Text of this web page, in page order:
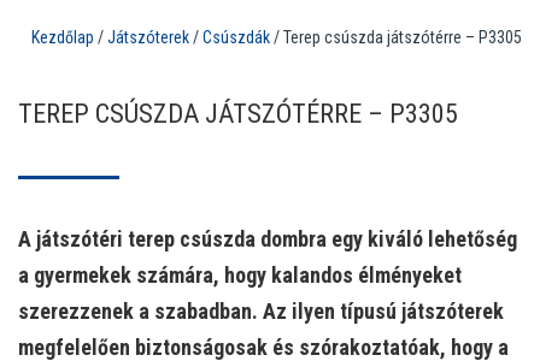
Kezdőlap /Játszóterek/Csúszdák/ Terep csúszda játszótérre – P3305
TEREP CSÚSZDA JÁTSZÓTÉRRE – P3305
A játszótéri terep csúszda dombra egy kiváló lehetőség
a gyermekek számára, hogy kalandos élményeket
szerezzenek a szabadban. Az ilyen típusú játszóterek
megfelelően biztonságosak és szórakoztatóak, hogy a